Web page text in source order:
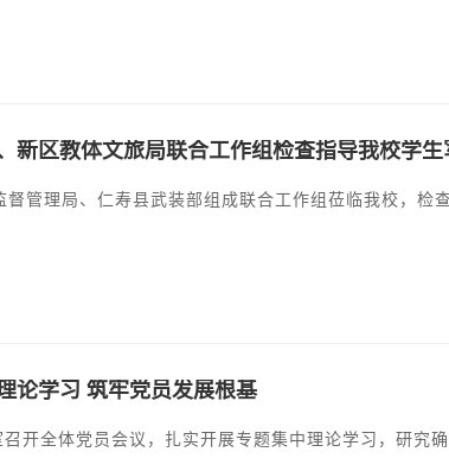
新区教体文旅局联合工作组检查指导我校学
管理局、仁寿县武装部组成联合工作组莅临我校，检
论学习 筑牢党员发展根基
开全体党员会议，扎实开展专题集中理论学习，研究